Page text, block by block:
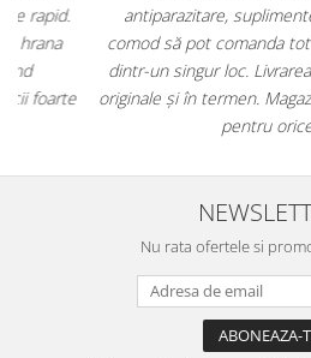
antiparazitare, suplimente și
comod să pot comanda tot ce am
dintr-un singur loc. Livrarea a fost
originale și în termen. Magazin
pentru orice stăpân
Nu rata ofertele si